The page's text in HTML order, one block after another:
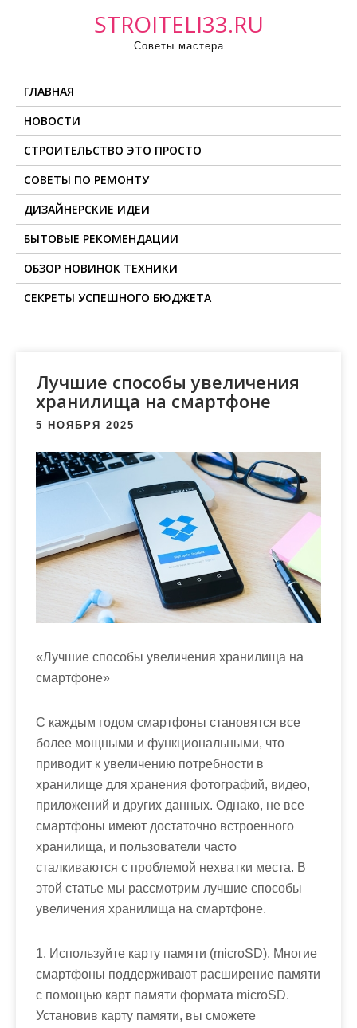
STROITELI33.RU
Советы мастера
ГЛАВНАЯ
НОВОСТИ
СТРОИТЕЛЬСТВО ЭТО ПРОСТО
СОВЕТЫ ПО РЕМОНТУ
ДИЗАЙНЕРСКИЕ ИДЕИ
БЫТОВЫЕ РЕКОМЕНДАЦИИ
ОБЗОР НОВИНОК ТЕХНИКИ
СЕКРЕТЫ УСПЕШНОГО БЮДЖЕТА
Лучшие способы увеличения
хранилища на смартфоне
5 НОЯБРЯ 2025
«Лучшие способы увеличения хранилища на
смартфоне»
С каждым годом смартфоны становятся все
более мощными и функциональными, что
приводит к увеличению потребности в
хранилище для хранения фотографий, видео,
приложений и других данных. Однако, не все
смартфоны имеют достаточно встроенного
хранилища, и пользователи часто
сталкиваются с проблемой нехватки места. В
этой статье мы рассмотрим лучшие способы
увеличения хранилища на смартфоне.
1. Используйте карту памяти (microSD). Многие
смартфоны поддерживают расширение памяти
с помощью карт памяти формата microSD.
Установив карту памяти, вы сможете